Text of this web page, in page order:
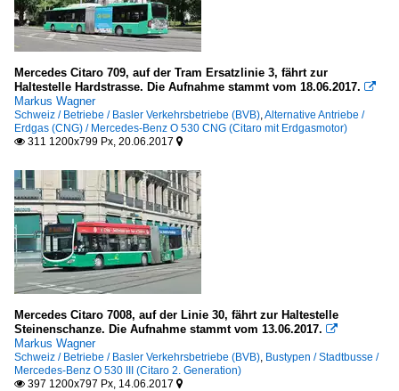
Mercedes Citaro 709, auf der Tram Ersatzlinie 3, fährt zur
Haltestelle Hardstrasse. Die Aufnahme stammt vom 18.06.2017. 
Markus Wagner
Schweiz / Betriebe / Basler Verkehrsbetriebe (BVB) Alternative Antriebe /
Erdgas (CNG) / Mercedes-Benz O 530 CNG (Citaro mit Erdgasmotor)
 311 1200x799 Px, 20.06.2017 
Mercedes Citaro 7008, auf der Linie 30, fährt zur Haltestelle
Steinenschanze. Die Aufnahme stammt vom 13.06.2017. 
Markus Wagner
Schweiz / Betriebe / Basler Verkehrsbetriebe (BVB) Bustypen / Stadtbusse /
Mercedes-Benz O 530 III (Citaro 2. Generation)
 397 1200x797 Px, 14.06.2017 